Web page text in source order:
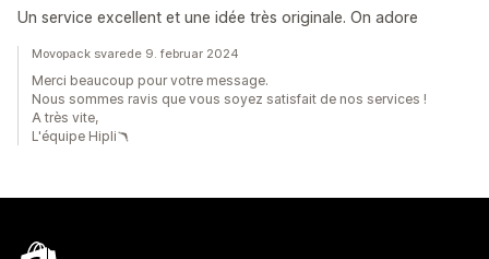
Un service excellent et une idée très originale. On adore
Movopack svarede 9. februar 2024
Merci beaucoup pour votre message.
Nous sommes ravis que vous soyez satisfait de nos services !
A très vite,
L'équipe Hipli🪃